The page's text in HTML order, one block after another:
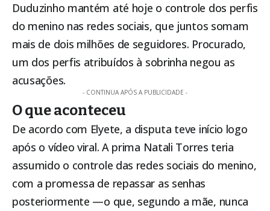
Duduzinho mantém até hoje o controle dos perfis
do menino nas redes sociais, que juntos somam
mais de dois milhões de seguidores. Procurado,
um dos perfis atribuídos à sobrinha negou as
acusações.
- CONTINUA APÓS A PUBLICIDADE -
O que aconteceu
De acordo com Elyete, a disputa teve início logo
após o vídeo viral. A prima Natali Torres teria
assumido o controle das redes sociais do menino,
com a promessa de repassar as senhas
posteriormente —o que, segundo a mãe, nunca